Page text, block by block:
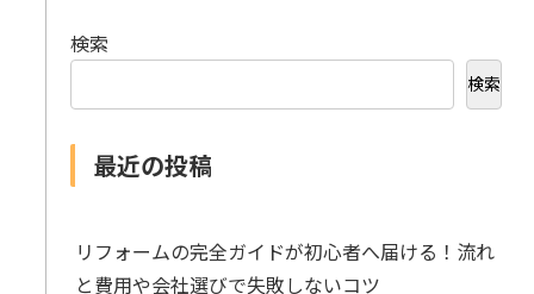
検索
検索
最近の投稿
リフォームの完全ガイドが初心者へ届ける！流れ
と費用や会社選びで失敗しないコツ